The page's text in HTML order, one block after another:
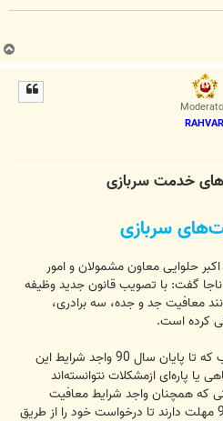
RAHVAR
سربازی
حلوایی معاون مشمولان و امور
گفت: با تصویب قانون جدید وظیفه
معافیت جد و جده، سه برادری،
کرده است.
بنابراین آن دسته ازمشمولان غیرغایب که تا پایان سال 90 واجد شرایط این
یا پاره‌ای ازمشکلات نتوانسته‌اند
که همچنان واجد شرایط معافیت
هستند، تا پایان شهریور ماه سال 91 مهلت دارند تا درخواست خود را از طریق